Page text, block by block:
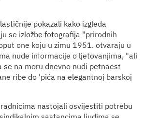
pokazali kako izgleda
se izložbe fotografija "prirodnih
one koju u zimu 1951. otvaraju u
nude informacije o ljetovanjima, "ali
se na moru dnevno nudi petnaest
ribe do 'pića na elegantnoj barskoj
nastojali osvijestiti potrebu